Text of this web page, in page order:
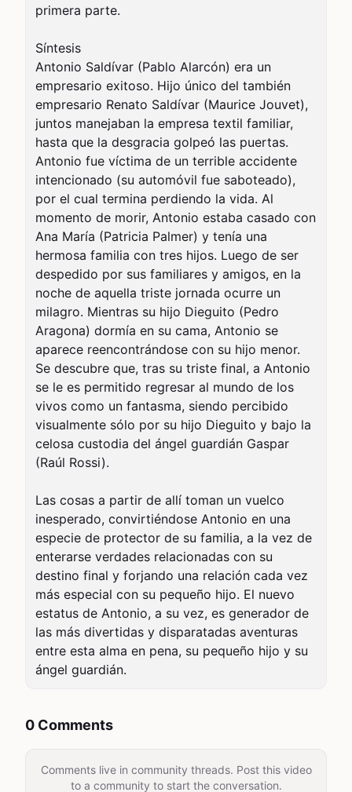
primera parte.
Síntesis
Antonio Saldívar (Pablo Alarcón) era un
empresario exitoso. Hijo único del también
empresario Renato Saldívar (Maurice Jouvet),
juntos manejaban la empresa textil familiar,
hasta que la desgracia golpeó las puertas.
Antonio fue víctima de un terrible accidente
intencionado (su automóvil fue saboteado),
por el cual termina perdiendo la vida. Al
momento de morir, Antonio estaba casado con
Ana María (Patricia Palmer) y tenía una
hermosa familia con tres hijos. Luego de ser
despedido por sus familiares y amigos, en la
noche de aquella triste jornada ocurre un
milagro. Mientras su hijo Dieguito (Pedro
Aragona) dormía en su cama, Antonio se
aparece reencontrándose con su hijo menor.
Se descubre que, tras su triste final, a Antonio
se le es permitido regresar al mundo de los
vivos como un fantasma, siendo percibido
visualmente sólo por su hijo Dieguito y bajo la
celosa custodia del ángel guardián Gaspar
(Raúl Rossi).
Las cosas a partir de allí toman un vuelco
inesperado, convirtiéndose Antonio en una
especie de protector de su familia, a la vez de
enterarse verdades relacionadas con su
destino final y forjando una relación cada vez
más especial con su pequeño hijo. El nuevo
estatus de Antonio, a su vez, es generador de
las más divertidas y disparatadas aventuras
entre esta alma en pena, su pequeño hijo y su
ángel guardián.
0 Comments
Comments live in community threads. Post this video
to a community to start the conversation.